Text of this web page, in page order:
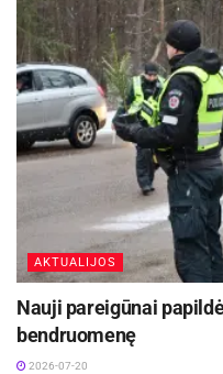
AKTUALIJOS
Nauji pareigūnai
bendruomenę
2026-07-20